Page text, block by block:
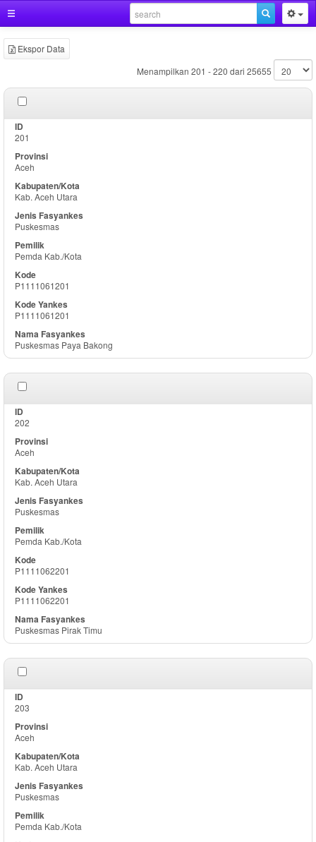
Ekspor Data
Menampilkan 201 - 220 dari 25655
201
Aceh
Kab. Aceh Utara
Puskesmas
Pemda Kab./Kota
P1111061201
P1111061201
Puskesmas Paya Bakong
202
Aceh
Kab. Aceh Utara
Puskesmas
Pemda Kab./Kota
P1111062201
P1111062201
Puskesmas Pirak Timu
203
Aceh
Kab. Aceh Utara
Puskesmas
Pemda Kab./Kota